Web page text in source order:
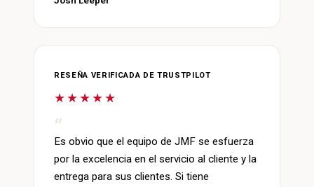
RESEÑA VERIFICADA DE TRUSTPILOT
★★★★★
Es obvio que el equipo de JMF se esfuerza
por la excelencia en el servicio al cliente y la
entrega para sus clientes. Si tiene